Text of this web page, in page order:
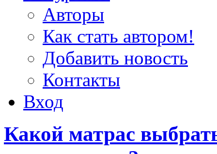
Авторы
Как стать автором!
Добавить новость
Контакты
Вход
Какой матрас